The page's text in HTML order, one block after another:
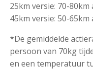
25km versie: 70-
45km versie: 50-
*De gemiddelde
persoon van 70kg
en een temperatuur